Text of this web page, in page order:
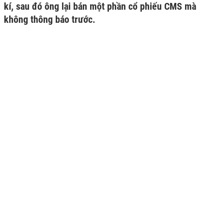
kí, sau đó ông lại bán một phần cổ phiếu CMS mà
không thông báo trước.